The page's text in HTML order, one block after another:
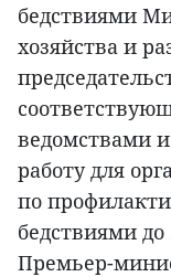
бедствиями
хозяйства и
ведомствами
работу для
по
бедствиями до
Премьер-